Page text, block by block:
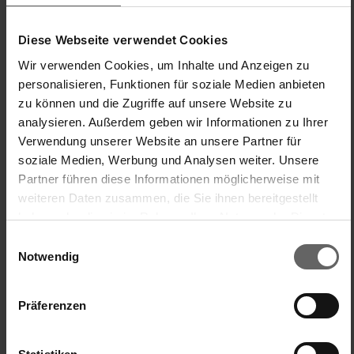
Diese Webseite verwendet Cookies
Wir verwenden Cookies, um Inhalte und Anzeigen zu
personalisieren, Funktionen für soziale Medien anbieten
zu können und die Zugriffe auf unsere Website zu
analysieren. Außerdem geben wir Informationen zu Ihrer
Verwendung unserer Website an unsere Partner für
soziale Medien, Werbung und Analysen weiter. Unsere
Partner führen diese Informationen möglicherweise mit
weiteren Daten zusammen, die Sie ihnen bereitgestellt
haben oder die sie im Rahmen Ihrer Nutzung der Dienste
Cookies, wenn Sie unsere Webseite weiterhin nutzen.
Notwendig
Präferenzen
Einfache Handhabung/Bedienung
5
Preis-/Leistungsverhältnis
1
5
War diese Bewertung hilfreich? Ja Teilen vor einem Jahr